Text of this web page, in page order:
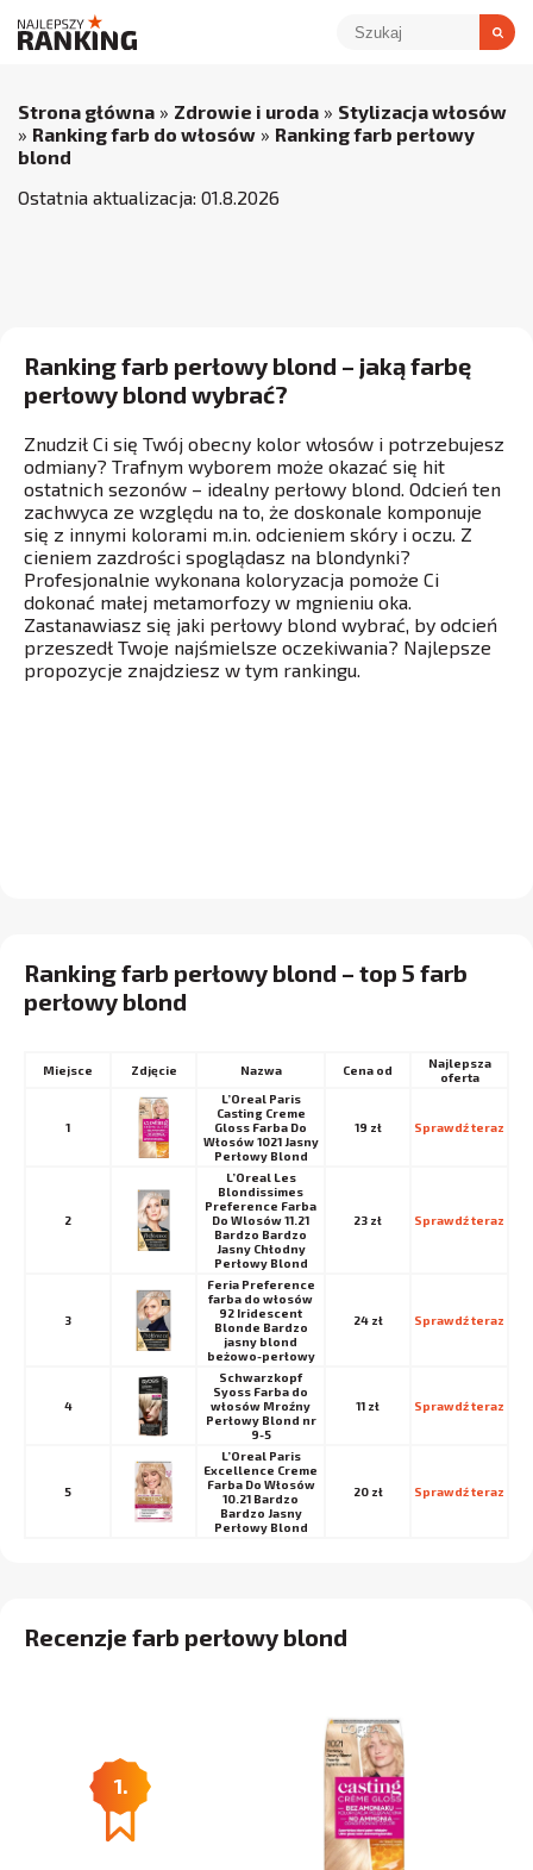
Strona główna » Zdrowie i uroda » Stylizacja włosów
» Ranking farb do włosów » Ranking farb perłowy
blond
Ostatnia aktualizacja: 01.8.2026
Ranking farb perłowy blond – jaką farbę
perłowy blond wybrać?
Znudził Ci się Twój obecny kolor włosów i potrzebujesz
odmiany? Trafnym wyborem może okazać się hit
ostatnich sezonów – idealny perłowy blond. Odcień ten
zachwyca ze względu na to, że doskonale komponuje
się z innymi kolorami m.in. odcieniem skóry i oczu. Z
cieniem zazdrości spoglądasz na blondynki?
Profesjonalnie wykonana koloryzacja pomoże Ci
dokonać małej metamorfozy w mgnieniu oka.
Zastanawiasz się jaki perłowy blond wybrać, by odcień
przeszedł Twoje najśmielsze oczekiwania? Najlepsze
propozycje znajdziesz w tym rankingu.
Ranking farb perłowy blond – top 5 farb
perłowy blond
Miejsce Nazwa Cena od
Najlepsza
oferta
1
L’Oreal Paris
Casting Creme
Gloss Farba Do
Włosów 1021 Jasny
Perłowy Blond
19 zł Sprawdź teraz
2
L’Oreal Les
Blondissimes
Preference Farba
Do Wlosów 11.21
Bardzo Bardzo
Jasny Chłodny
Perłowy Blond
23 zł Sprawdź teraz
3
Feria Preference
farba do włosów
92 Iridescent
Blonde Bardzo
jasny blond
beżowo-perłowy
24 zł Sprawdź teraz
4
Schwarzkopf
Syoss Farba do
włosów Mroźny
Perłowy Blond nr
9-5
11 zł Sprawdź teraz
5
L’Oreal Paris
Excellence Creme
Farba Do Włosów
10.21 Bardzo
Bardzo Jasny
Perłowy Blond
20 zł Sprawdź teraz
Recenzje farb perłowy blond
1.